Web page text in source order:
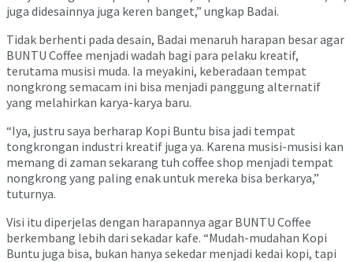
juga didesainnya juga keren banget,” ungkap Badai.
Tidak berhenti pada desain, Badai menaruh harapan besar agar
BUNTU Coffee menjadi wadah bagi para pelaku kreatif,
terutama musisi muda. Ia meyakini, keberadaan tempat
nongkrong semacam ini bisa menjadi panggung alternatif
yang melahirkan karya-karya baru.
“Iya, justru saya berharap Kopi Buntu bisa jadi tempat
tongkrongan industri kreatif juga ya. Karena musisi-musisi kan
memang di zaman sekarang tuh coffee shop menjadi tempat
nongkrong yang paling enak untuk mereka bisa berkarya,”
tuturnya.
Visi itu diperjelas dengan harapannya agar BUNTU Coffee
berkembang lebih dari sekadar kafe. “Mudah-mudahan Kopi
Buntu juga bisa, bukan hanya sekedar menjadi kedai kopi, tapi